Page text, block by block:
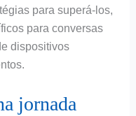
para superá-los,
para conversas
dispositivos
jornada